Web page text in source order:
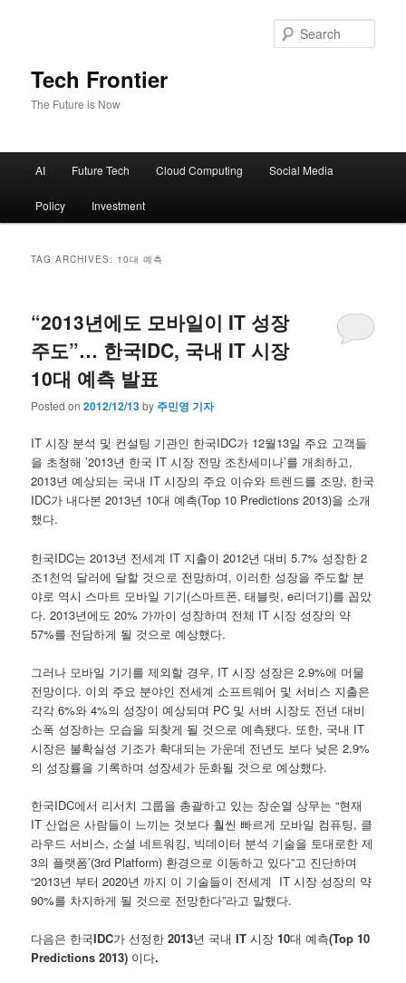
Tech Frontier
The Future is Now
Skip to primary content
Skip to secondary content
AI Future Tech Cloud Computing Social Media
Policy Investment
TAG ARCHIVES: 10대 예측
“2013년에도 모바일이 IT 성장
주도”… 한국IDC, 국내 IT 시장
10대 예측 발표
Posted on2012/12/13by 주민영 기자
IT 시장 분석 및 컨설팅 기관인 한국IDC가 12월13일 주요 고객들
을 초청해 ’2013년 한국 IT 시장 전망 조찬세미나’를 개최하고,
2013년 예상되는 국내 IT 시장의 주요 이슈와 트렌드를 조망, 한국
IDC가 내다본 2013년 10대 예측(Top 10 Predictions 2013)을 소개
했다.
한국IDC는 2013년 전세계 IT 지출이 2012년 대비 5.7% 성장한 2
조1천억 달러에 달할 것으로 전망하며, 이러한 성장을 주도할 분
야로 역시 스마트 모바일 기기(스마트폰, 태블릿, e리더기)를 꼽았
다. 2013년에도 20% 가까이 성장하며 전체 IT 시장 성장의 약
57%를 전담하게 될 것으로 예상했다.
그러나 모바일 기기를 제외할 경우, IT 시장 성장은 2.9%에 머물
전망이다. 이외 주요 분야인 전세계 소프트웨어 및 서비스 지출은
각각 6%와 4%의 성장이 예상되며 PC 및 서버 시장도 전년 대비
소폭 성장하는 모습을 되찾게 될 것으로 예측됐다. 또한, 국내 IT
시장은 불확실성 기조가 확대되는 가운데 전년도 보다 낮은 2.9%
의 성장률을 기록하며 성장세가 둔화될 것으로 예상했다.
한국IDC에서 리서치 그룹을 총괄하고 있는 장순열 상무는 “현재
IT 산업은 사람들이 느끼는 것보다 훨씬 빠르게 모바일 컴퓨팅, 클
라우드 서비스, 소셜 네트워킹, 빅데이터 분석 기술을 토대로한 제
3의 플랫폼’(3rd Platform) 환경으로 이동하고 있다”고 진단하며
“2013년 부터 2020년 까지 이 기술들이 전세계 IT 시장 성장의 약
90%를 차지하게 될 것으로 전망한다”라고 말했다.
다음은 한국IDC가 선정한 2013년 국내 IT시장 10대 예측(Top 10
Predictions 2013) 이다.